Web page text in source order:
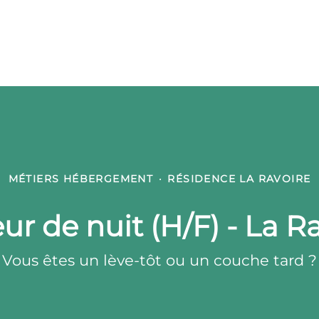
MÉTIERS HÉBERGEMENT · RÉSIDENCE LA RAVOIRE
de nuit (H/F) - La
Vous êtes un lève-tôt ou un couche tard ?